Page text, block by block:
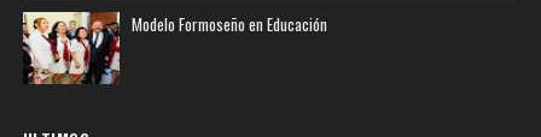
Modelo Formoseño en Educación